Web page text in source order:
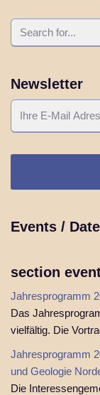
Newsletter
Events /
section
Jahresprogramm
Das
vielfältig. Die
Jahresprogramm
und Geologie
Die